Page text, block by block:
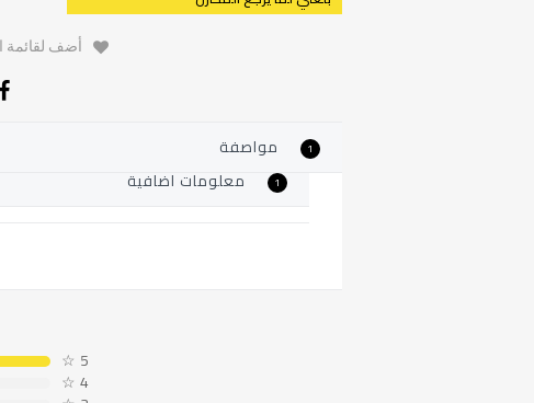
أضف لقائمة
1 مواصفة
1 معلومات اضافية
5
☆
4
☆